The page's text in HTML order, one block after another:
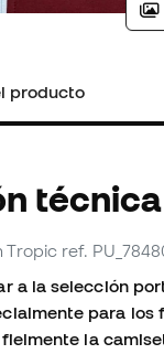
producto
Tropic ref.
a la selección
para los
la